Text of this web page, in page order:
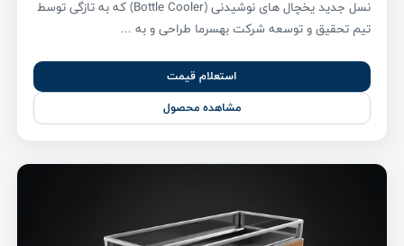
نسل جدید یخچال های نوشیدنی (Bottle Cooler) که به تازگی توسط
تیم تحقیق و توسعه شرکت بهسرما طراحی و به ...
استعلام قیمت
مشاهده محصول